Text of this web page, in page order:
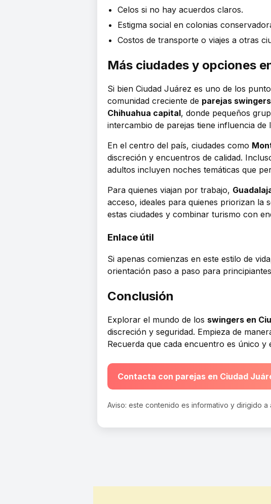
Celos si no hay acuerdos claros.
Estigma social en colonias
Costos de transporte o viajes a otras
Más ciudades y opciones
Si bien Ciudad Juárez es uno de los
comunidad creciente de parejas
Chihuahua capital, donde pequeños
intercambio de parejas tiene influencia
En el centro del país, ciudades como
discreción y encuentros de calidad.
adultos incluyen noches temáticas que
Para quienes viajan por trabajo,
acceso, ideales para quienes priorizan la
estas ciudades y combinar turismo con
Enlace útil
Si apenas comienzas en este estilo de
orientación paso a paso para
Conclusión
Explorar el mundo de los swingers en
discreción y seguridad. Empieza de
Recuerda que cada encuentro es único
Contacta con parejas en Ciudad
Aviso: este contenido es informativo y dirigido